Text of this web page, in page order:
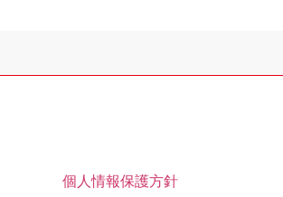
個人情報保護方針